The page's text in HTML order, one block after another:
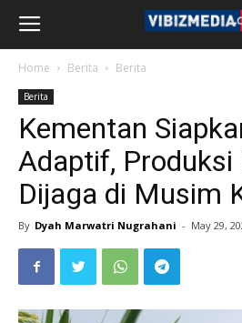
Home Berita Berita
Berita
Kementan
Adaptif, Produksi
Dijaga di Musim
By Dyah Marwatri Nugrahani - May 29,